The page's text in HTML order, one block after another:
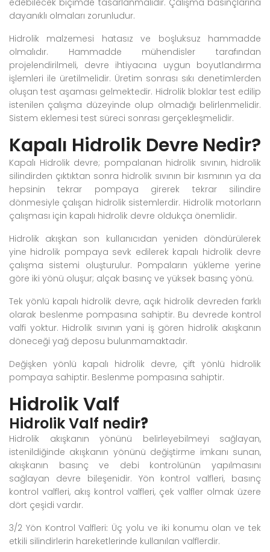
edebilecek biçimde tasarlanmalıdır. Çalışma basınçlarına
dayanıklı olmaları zorunludur.
Hidrolik malzemesi hatasız ve boşluksuz hammadde
olmalıdır. Hammadde mühendisler tarafından
projelendirilmeli, devre ihtiyacına uygun boyutlandırma
işlemleri ile üretilmelidir. Üretim sonrası sıkı denetimlerden
oluşan test aşaması gelmektedir. Hidrolik bloklar test edilip
istenilen çalışma düzeyinde olup olmadığı belirlenmelidir.
Sistem eklemesi test süreci sonrası gerçekleşmelidir.
Kapalı Hidrolik Devre Nedir?
Kapalı Hidrolik devre; pompalanan hidrolik sıvının, hidrolik
silindirden çıktıktan sonra hidrolik sıvının bir kısmının ya da
hepsinin tekrar pompaya girerek tekrar silindire
dönmesiyle çalışan hidrolik sistemlerdir. Hidrolik motorların
çalışması için kapalı hidrolik devre oldukça önemlidir.
Hidrolik akışkan son kullanıcıdan yeniden döndürülerek
yine hidrolik pompaya sevk edilerek kapalı hidrolik devre
çalışma sistemi oluşturulur. Pompaların yükleme yerine
göre iki yönü oluşur; alçak basınç ve yüksek basınç yönü.
Tek yönlü kapalı hidrolik devre, açık hidrolik devreden farklı
olarak beslenme pompasına sahiptir. Bu devrede kontrol
valfi yoktur. Hidrolik sıvının yani iş gören hidrolik akışkanın
döneceği yağ deposu bulunmamaktadır.
Değişken yönlü kapalı hidrolik devre, çift yönlü hidrolik
pompaya sahiptir. Beslenme pompasına sahiptir.
Hidrolik Valf
Hidrolik Valf nedir?
Hidrolik akışkanın yönünü belirleyebilmeyi sağlayan,
istenildiğinde akışkanın yönünü değiştirme imkanı sunan,
akışkanın basınç ve debi kontrolünün yapılmasını
sağlayan devre bileşenidir. Yön kontrol valfleri, basınç
kontrol valfleri, akış kontrol valfleri, çek valfler olmak üzere
dört çeşidi vardır.
3/2 Yön Kontrol Valfleri: Üç yolu ve iki konumu olan ve tek
etkili silindirlerin hareketlerinde kullanılan valflerdir.